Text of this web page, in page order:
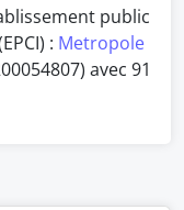
public
: Metropole
avec 91